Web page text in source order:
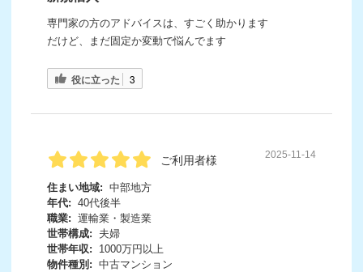
専門家の方のアドバイスは、すごく助かります
だけど、まだ固定か変動で悩んでます
役に立った 3
ご利用者様 2025-11-14
住まい地域: 中部地方
年代: 40代後半
職業: 運輸業・製造業
世帯構成:
夫婦
世帯年収:
1000万円以上
物件種別: 中古マンション